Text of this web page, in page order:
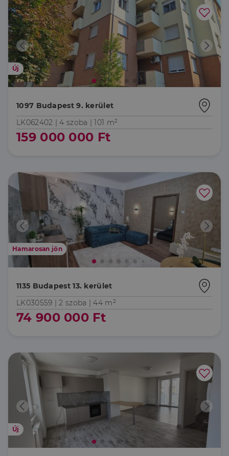
Új
1097 Budapest 9. kerület
LK062402 |4 szoba | 101 m²
159 000 000 Ft
Hamarosan jön
1135 Budapest 13. kerület
LK030559 |2 szoba | 44 m²
74 900 000 Ft
Új